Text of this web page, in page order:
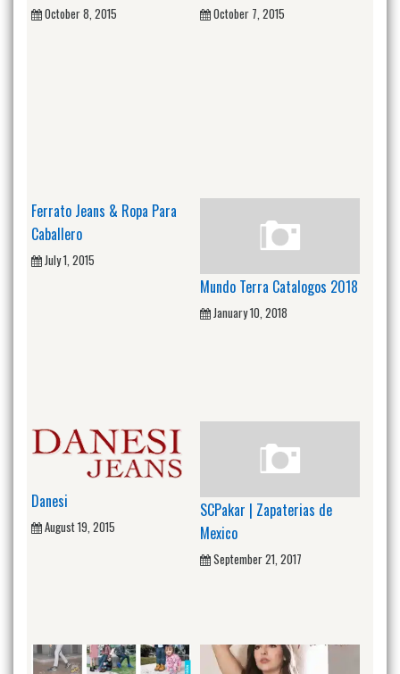
October 8, 2015 October 7, 2015
Ferrato Jeans & Ropa Para
Caballero
July 1, 2015
Mundo Terra Catalogos 2018
January 10, 2018
Danesi
August 19, 2015
SCPakar | Zapaterias de
Mexico
September 21, 2017